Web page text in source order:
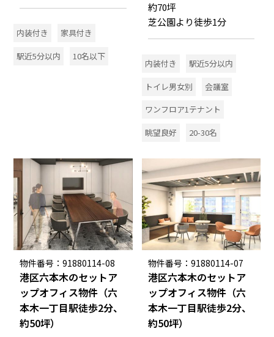
内装付き
家具付き
駅近5分以内
10名以下
約70坪
芝公園より徒歩1分
内装付き
駅近5分以内
トイレ男女別
会議室
ワンフロア1テナント
眺望良好
20-30名
物件番号：91880114-08
港区六本木のセットア
ップオフィス物件（六
本木一丁目駅徒歩2分、
約50坪）
物件番号：91880114-07
港区六本木のセットア
ップオフィス物件（六
本木一丁目駅徒歩2分、
約50坪）